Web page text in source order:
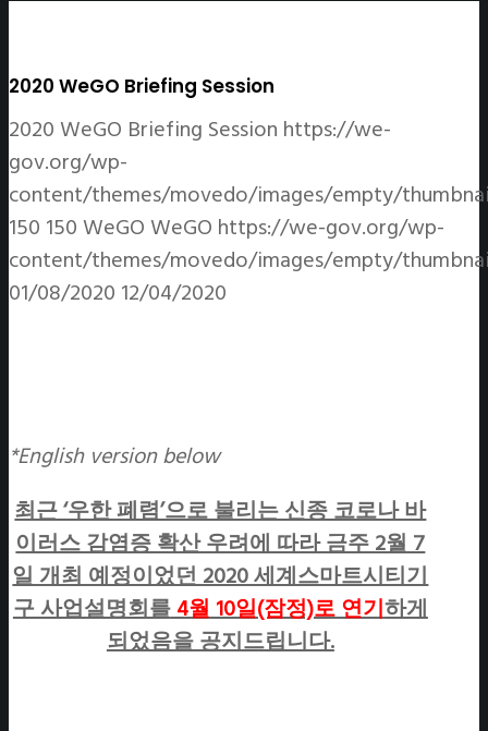
2020 WeGO Briefing Session
2020 WeGO Briefing Session https://we-
gov.org/wp-
content/themes/movedo/images/empty/
150 150 WeGO WeGO https://we-gov.org/wp-
content/themes/movedo/images/empty/
01/08/2020 12/04/2020
*English version below
최근 ‘우한 폐렴’으로 불리는 신종 코로나 바
이러스 감염증 확산 우려에 따라 금주 2월 7
일 개최 예정이었던 2020 세계스마트시티기
구 사업설명회를4월 10일(잠정)로 연기하게
되었음을 공지드립니다.